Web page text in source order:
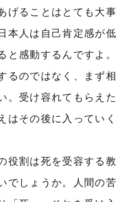
げることはとても大事
本人は自己肯定感が低
と感動するんですよ。
るのではなく、まず相
。受け容れてもらえた
はその後に入っていく
役割は死を受容する教
でしょうか。人間の苦